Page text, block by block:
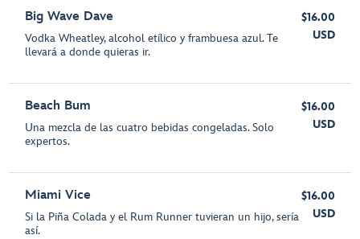
Big Wave Dave
Vodka Wheatley, alcohol etílico y frambuesa azul. Te
llevará a donde quieras ir.
$16.00
USD
Beach Bum
Una mezcla de las cuatro bebidas congeladas. Solo
expertos.
$16.00
USD
Miami Vice
Si la Piña Colada y el Rum Runner tuvieran un hijo, sería
así.
$16.00
USD